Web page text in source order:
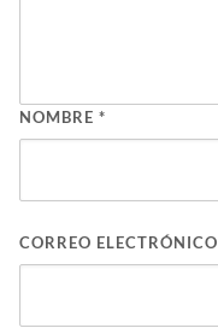
NOMBRE *
CORREO ELECTRÓNICO